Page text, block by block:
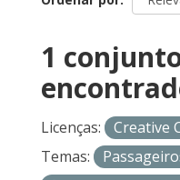
1
Licenças:
Creative
Temas: